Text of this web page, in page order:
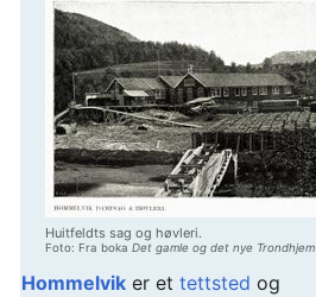
Huitfeldts sag og høvleri.
Foto: Fra boka Det gamle og det nye Trondhjem
Hommelvik er et tettsted og